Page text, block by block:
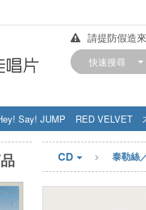
佳佳唱片
請提防假造
【中華門市
快速搜尋
Say! JUMP RED VELVET
盧廣仲 周杰伦
CD 泰勒絲